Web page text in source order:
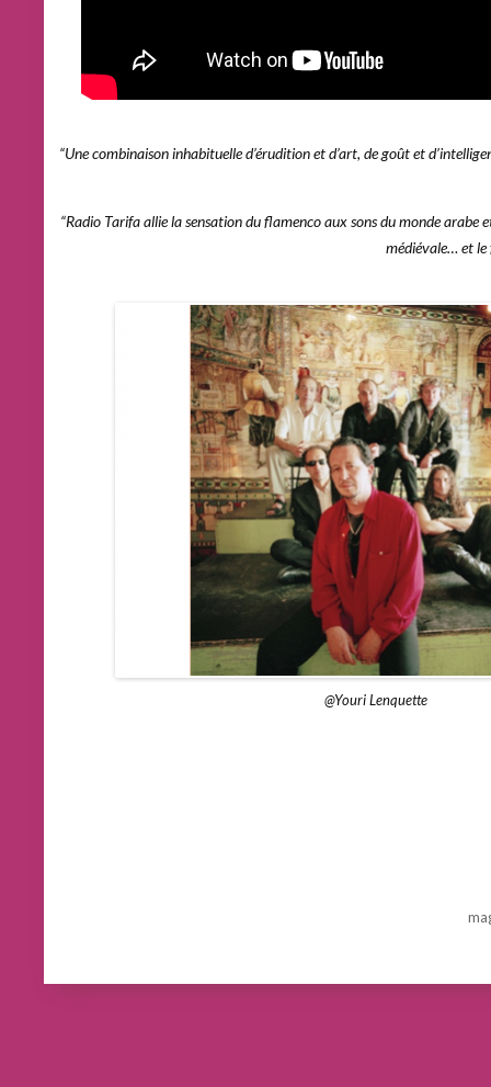
“Une combinaison inhabituelle d’érudition et d’art, de goût et
“Radio Tarifa allie la sensation du flamenco aux sons du monde arabe
médiévale… et le
@Youri Lenquette